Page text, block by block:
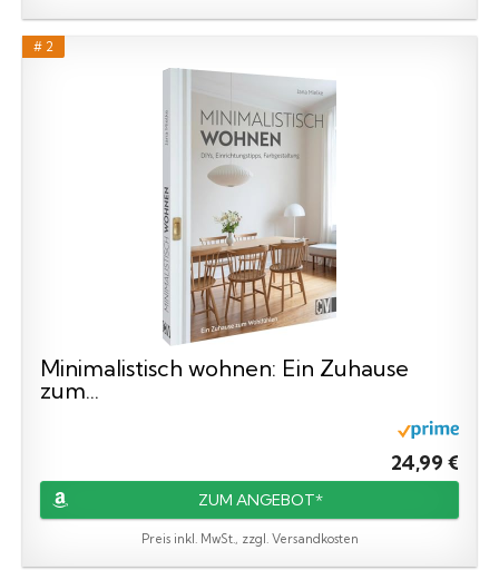
# 2
Minimalistisch wohnen: Ein Zuhause
zum...
24,99 €
ZUM ANGEBOT*
Preis inkl. MwSt., zzgl. Versandkosten